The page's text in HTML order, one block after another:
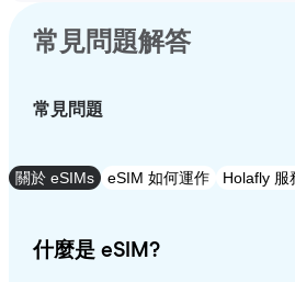
常見問題解答
常見問題
關於 eSIMs eSIM 如何運作 Holafly 服
什麼是 eSIM?